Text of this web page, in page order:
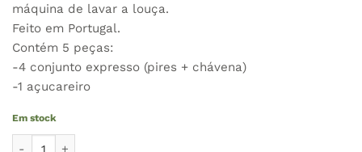
máquina de lavar a louça.
Feito em Portugal.
Contém 5 peças:
-4 conjunto expresso (pires + chávena)
-1 açucareiro
Em stock